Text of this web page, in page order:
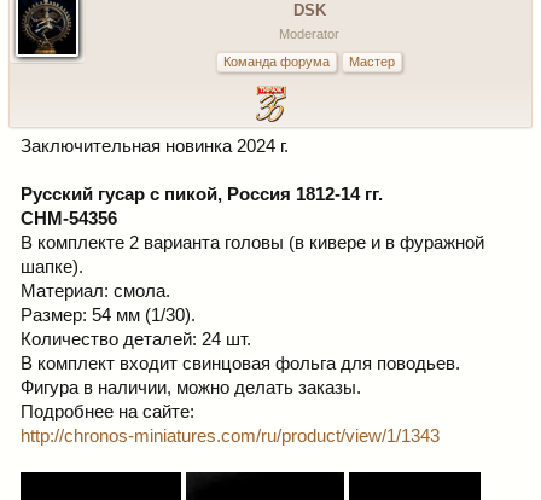
DSK
Moderator
Команда форума
Мастер
Заключительная новинка 2024 г.
Русский гусар с пикой, Россия 1812-14 гг.
CHM-54356
В комплекте 2 варианта головы (в кивере и в фуражной
шапке).
Материал: смола.
Размер: 54 мм (1/30).
Количество деталей: 24 шт.
В комплект входит свинцовая фольга для поводьев.
Фигура в наличии, можно делать заказы.
Подробнее на сайте:
http://chronos-miniatures.com/ru/product/view/1/1343